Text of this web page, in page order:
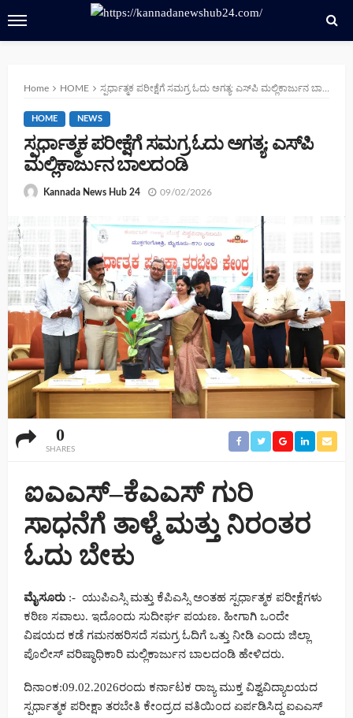
Home HOME ಸ್ಪರ್ಧಾತ್ಮಕ ಪರೀಕ್ಷೆಗೆ ಸಮಗ್ರ ಓದು ಅಗತ್ಯ: ಎಸ್‌ಪಿ ಮಲ್ಲಿಕಾರ್ಜುನ ಬಾಲದಂಡಿ
HOME NEWS
ಸ್ಪರ್ಧಾತ್ಮಕ ಪರೀಕ್ಷೆಗೆ ಸಮಗ್ರ ಓದು ಅಗತ್ಯ: ಎಸ್‌ಪಿ
ಮಲ್ಲಿಕಾರ್ಜುನ ಬಾಲದಂಡಿ
Kannada News Hub 24 09/02/2026
0
SHARES
ಐಎಎಸ್–ಕೆಎಎಸ್ ಗುರಿ
ಸಾಧನೆಗೆ ತಾಳ್ಮೆ ಮತ್ತು ನಿರಂತರ
ಓದು ಬೇಕು
ಮೈಸೂರು :- ಯುಪಿಎಸ್ಸಿ ಮತ್ತು ಕೆಪಿಎಸ್ಸಿ ಅಂತಹ ಸ್ಪರ್ಧಾತ್ಮಕ ಪರೀಕ್ಷೆಗಳು
ಕಠಿಣ ಸವಾಲು. ಇದೊಂದು ಸುದೀರ್ಘ ಪಯಣ. ಹೀಗಾಗಿ ಒಂದೇ
ವಿಷಯದ ಕಡೆ ಗಮನಹರಿಸದೆ ಸಮಗ್ರ ಓದಿಗೆ ಒತ್ತು ನೀಡಿ ಎಂದು ಜಿಲ್ಲಾ
ಪೊಲೀಸ್ ವರಿಷ್ಠಾಧಿಕಾರಿ ಮಲ್ಲಿಕಾರ್ಜುನ ಬಾಲದಂಡಿ ಹೇಳಿದರು.
ದಿನಾಂಕ:09.02.2026ರಂದು ಕರ್ನಾಟಕ ರಾಜ್ಯ ಮುಕ್ತ ವಿಶ್ವವಿದ್ಯಾಲಯದ
ಸ್ಪರ್ಧಾತ್ಮಕ ಪರೀಕ್ಷಾ ತರಬೇತಿ ಕೇಂದ್ರದ ವತಿಯಿಂದ ಏರ್ಪಡಿಸಿದ್ದ ಐಎಎಸ್